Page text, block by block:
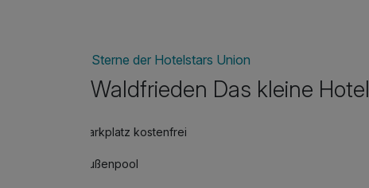
Sterne der Hotelstars Union
Waldfrieden Das kleine Hotel
Parkplatz kostenfrei
Außenpool